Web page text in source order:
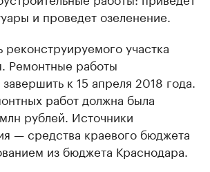
и проведет озеленение.
участка
Ремонтные работы
к 15 апреля 2018 года.
работ должна была
рублей. Источники
— средства краевого бюджета
из бюджета Краснодара.